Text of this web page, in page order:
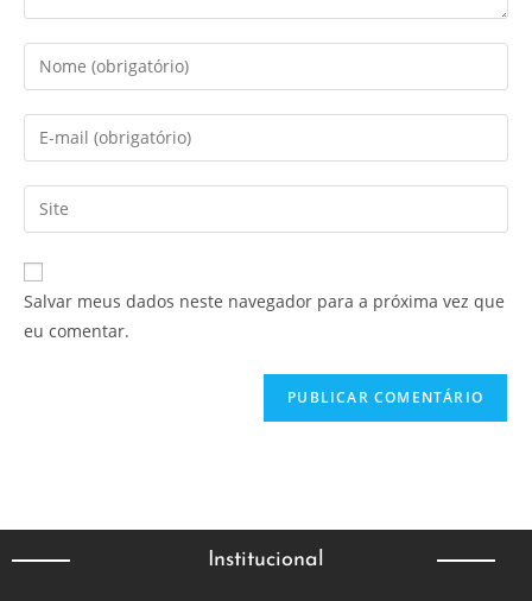
Salvar meus dados neste navegador para a próxima vez que
eu comentar.
Institucional